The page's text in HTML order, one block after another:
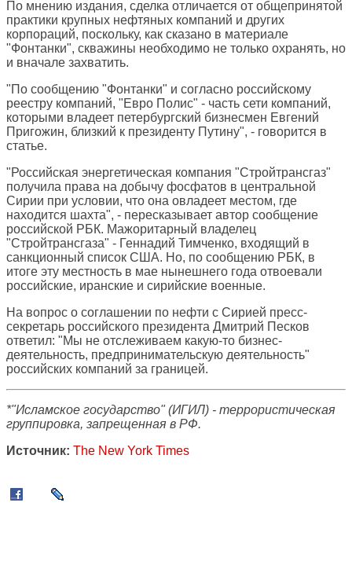
По мнению издания, сделка отличается от общепринятой
практики крупных нефтяных компаний и других
корпораций, поскольку, как сказано в материале
"Фонтанки", скважины необходимо не только охранять, но
и вначале захватить.
"По сообщению "Фонтанки" и согласно российскому
реестру компаний, "Евро Полис" - часть сети компаний,
которыми владеет петербургский бизнесмен Евгений
Пригожин, близкий к президенту Путину", - говорится в
статье.
"Российская энергетическая компания "Стройтрансгаз"
получила права на добычу фосфатов в центральной
Сирии при условии, что она овладеет местом, где
находится шахта", - пересказывает автор сообщение
российской РБК. Мажоритарный владелец
"Стройтрансгаза" - Геннадий Тимченко, входящий в
санкционный список США. Но, по сообщению РБК, в
итоге эту местность в мае нынешнего года отвоевали
российские, иранские и сирийские военные.
На вопрос о соглашении по нефти с Сирией пресс-
секретарь российского президента Дмитрий Песков
ответил: "Мы не отслеживаем какую-то бизнес-
деятельность, предпринимательскую деятельность"
российских компаний за границей.
*"Исламское государство" (ИГИЛ) - террористическая
группировка, запрещенная в РФ.
Источник: The New York Times